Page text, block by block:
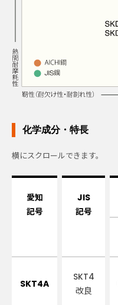
化学成分・特長
愛知
記号
JIS
記号
SKT4A
SKT4
改良